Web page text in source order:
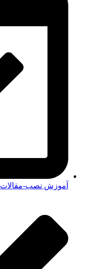
آموزش نصب-مقالات